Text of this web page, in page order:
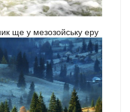
ще у мезозойську еру